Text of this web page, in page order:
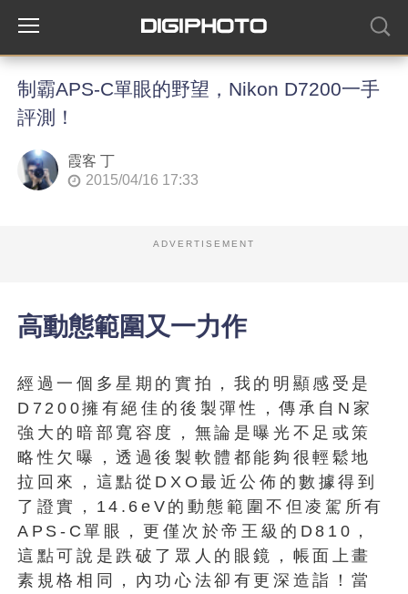
制霸APS-C單眼的野望，Nikon D7200一手
評測！
霞客 丁
2015/04/16 17:33
ADVERTISEMENT
高動態範圍又一力作
經過一個多星期的實拍，我的明顯感受是
D7200擁有絕佳的後製彈性，傳承自N家
強大的暗部寬容度，無論是曝光不足或策
略性欠曝，透過後製軟體都能夠很輕鬆地
拉回來，這點從DXO最近公佈的數據得到
了證實，14.6eV的動態範圍不但凌駕所有
APS-C單眼，更僅次於帝王級的D810，
這點可說是跌破了眾人的眼鏡，帳面上畫
素規格相同，內功心法卻有更深造詣！當